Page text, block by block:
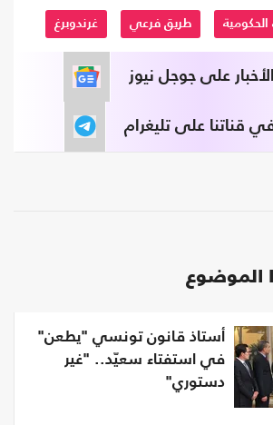
الحكومية طريق فرعي غرندوبرغ
الأخبار على جوجل نيوز
قناتنا على تليغرام
الموضوع
أستاذ قانون تونسي "يطعن"
في استفتاء سعيّد.. "غير
دستوري"